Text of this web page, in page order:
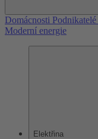
Domácnosti Podnikatelé
Moderní energie
Elektřina